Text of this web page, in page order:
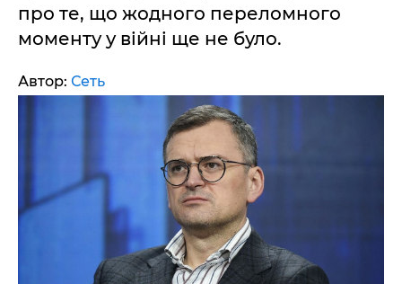
про те, що жодного переломного
моменту у війні ще не було.
Автор: Сеть